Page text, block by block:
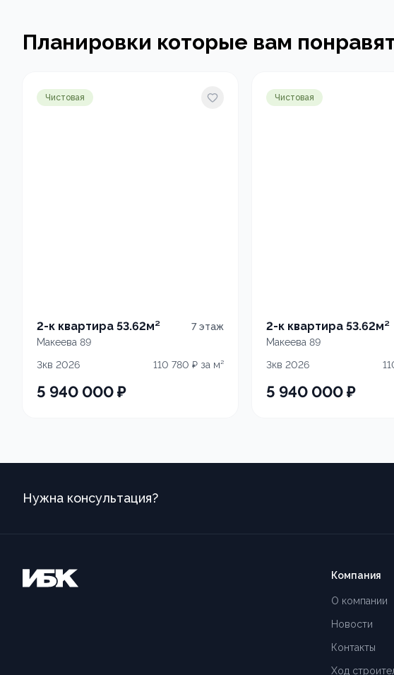
Планировки которые вам
Чистовая
2-к квартира 53.62м² 7этаж
Макеева 89
3кв 2026
110 780 ₽ за м²
5 940 000₽
Чистовая
2-к квартира 53.62м²
Макеева 89
3кв 2026
5 940 000₽
Нужна консультация?
Компания
О компании
Новости
Контакты
Ход